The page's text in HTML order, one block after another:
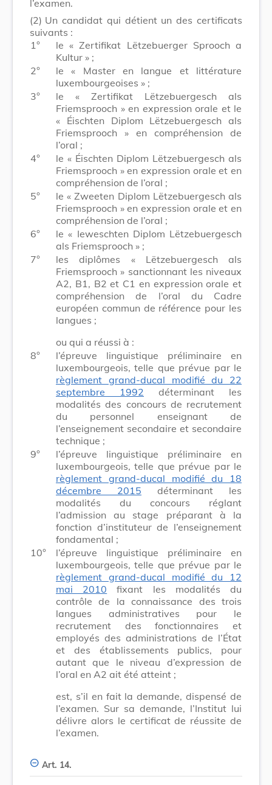
l’examen.
(2) Un candidat qui détient un des certificats
suivants :
1°
le « Zertifikat Lëtzebuerger Sprooch a
Kultur » ;
2°
le « Master en langue et littérature
luxembourgeoises » ;
3°
le « Zertifikat Lëtzebuergesch als
Friemsprooch » en expression orale et le
« Éischten Diplom Lëtzebuergesch als
Friemsprooch » en compréhension de
l’oral ;
4°
le « Éischten Diplom Lëtzebuergesch als
Friemsprooch » en expression orale et en
compréhension de l’oral ;
5°
le « Zweeten Diplom Lëtzebuergesch als
Friemsprooch » en expression orale et en
compréhension de l’oral ;
6°
le « Ieweschten Diplom Lëtzebuergesch
als Friemsprooch » ;
7°
les diplômes « Lëtzebuergesch als
Friemsprooch » sanctionnant les niveaux
A2, B1, B2 et C1 en expression orale et
compréhension de l’oral du Cadre
européen commun de référence pour les
langues ;
ou qui a réussi à :
8°
l’épreuve linguistique préliminaire en
luxembourgeois, telle que prévue par le
règlement grand-ducal modifié du 22
septembre 1992 déterminant les
modalités des concours de recrutement
du personnel enseignant de
l’enseignement secondaire et secondaire
technique ;
9°
l’épreuve linguistique préliminaire en
luxembourgeois, telle que prévue par le
règlement grand-ducal modifié du 18
décembre 2015 déterminant les
modalités du concours réglant
l’admission au stage préparant à la
fonction d’instituteur de l’enseignement
fondamental ;
10°
l’épreuve linguistique préliminaire en
luxembourgeois, telle que prévue par le
règlement grand-ducal modifié du 12
mai 2010 fixant les modalités du
contrôle de la connaissance des trois
langues administratives pour le
recrutement des fonctionnaires et
employés des administrations de l’État
et des établissements publics, pour
autant que le niveau d’expression de
l’oral en A2 ait été atteint ;
est, s’il en fait la demande, dispensé de
l’examen. Sur sa demande, l’Institut lui
délivre alors le certificat de réussite de
l’examen.
Art. 14.